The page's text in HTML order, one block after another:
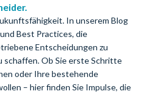
In unserem Blog
Best Practices, die
Entscheidungen zu
Ob Sie erste Schritte
oder Ihre bestehende
– hier finden Sie Impulse, die